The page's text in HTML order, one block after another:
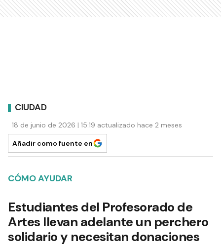
CIUDAD
18 de junio de 2026 | 15:19 actualizado hace 2 meses
Añadir como fuente en
CÓMO AYUDAR
Estudiantes del Profesorado de
Artes llevan adelante un perchero
solidario y necesitan donaciones